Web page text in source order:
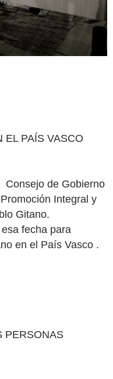
EL PAÍS VASCO
Consejo de Gobierno
Integral y
Gitano.
fecha para
en el País Vasco .
PERSONAS